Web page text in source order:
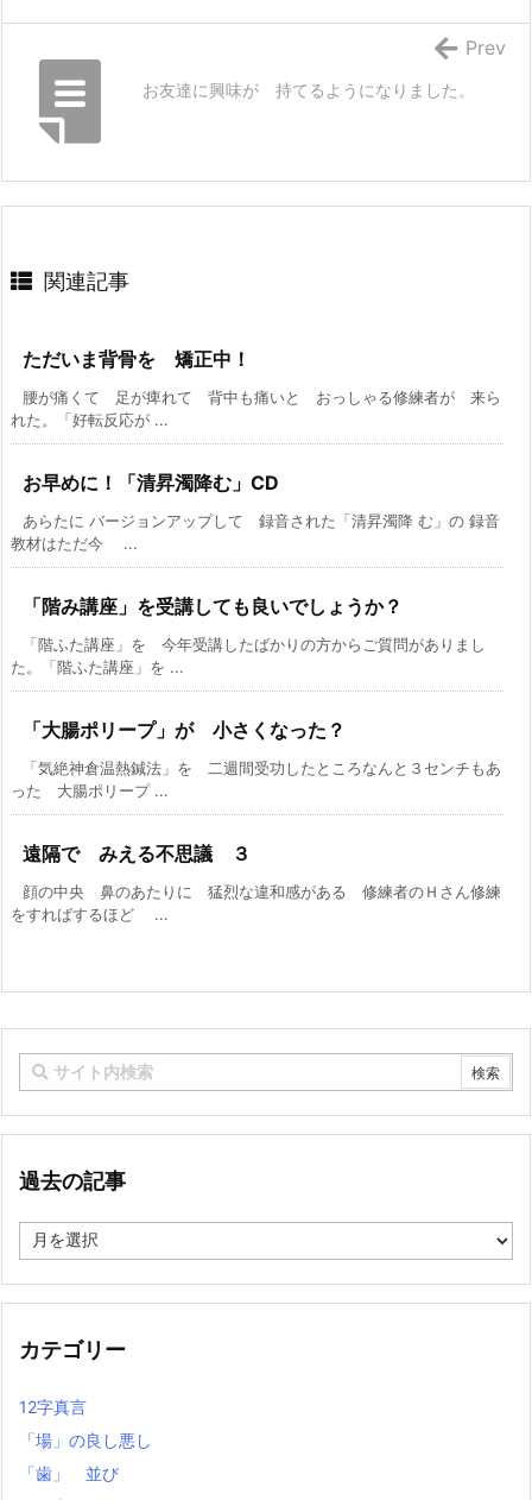
お友達に興味が 持てるようになりました。
Prev
関連記事
ただいま背骨を 矯正中！
腰が痛くて 足が痺れて 背中も痛いと おっしゃる修練者が 来ら
れた。「好転反応が ...
お早めに！「清昇濁降む」CD
あらたに バージョンアップして 録音された「清昇濁降 む」の 録音
教材はただ今 ...
「階み講座」を受講しても良いでしょうか？
「階ふた講座」を 今年受講したばかりの方からご質問がありまし
た。「階ふた講座」を ...
「大腸ポリープ」が 小さくなった？
「気絶神倉温熱鍼法」を 二週間受功したところなんと３センチもあ
った 大腸ポリープ ...
遠隔で みえる不思議 ３
顔の中央 鼻のあたりに 猛烈な違和感がある 修練者のＨさん修練
をすればするほど ...
過去の記事
去
記
カテゴリー
12字真言
「場」の良し悪し
「歯」 並び